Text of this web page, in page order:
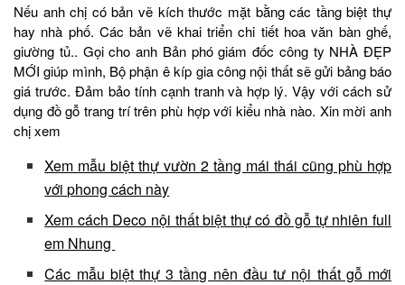
Nếu anh chị có bản vẽ kích thước mặt bằng các tầng biệt thự
hay nhà phố. Các bản vẽ khai triển chi tiết hoa văn bàn ghế,
giường tủ.. Gọi cho anh Bản phó giám đốc công ty NHÀ ĐẸP
MỚI giúp mình, Bộ phận ê kíp gia công nội thất sẽ gửi bảng báo
giá trước. Đảm bảo tính cạnh tranh và hợp lý. Vậy với cách sử
dụng đồ gỗ trang trí trên phù hợp với kiểu nhà nào. Xin mời anh
chị xem
Xem mẫu biệt thự vườn 2 tầng mái thái cũng phù hợp
với phong cách này
Xem cách Deco nội thất biệt thự có đồ gỗ tự nhiên full
em Nhung
Các mẫu biệt thự 3 tầng nên đầu tư nội thất gỗ mới